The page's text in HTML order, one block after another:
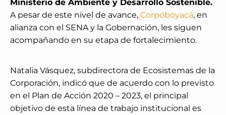
Ministerio de Ambiente y Desarrollo Sostenible.
A pesar de este nivel de avance, Corpoboyacá, en
alianza con el SENA y la Gobernación, les siguen
acompañando en su etapa de fortalecimiento.
Natalia Vásquez, subdirectora de Ecosistemas de la
Corporación, indicó que de acuerdo con lo previsto
en el Plan de Acción 2020 – 2023, el principal
objetivo de esta línea de trabajo institucional es